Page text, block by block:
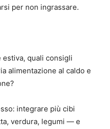
per non ingrassare.
estiva, quali consigli
alimentazione al caldo e
integrare più cibi
verdura, legumi — e